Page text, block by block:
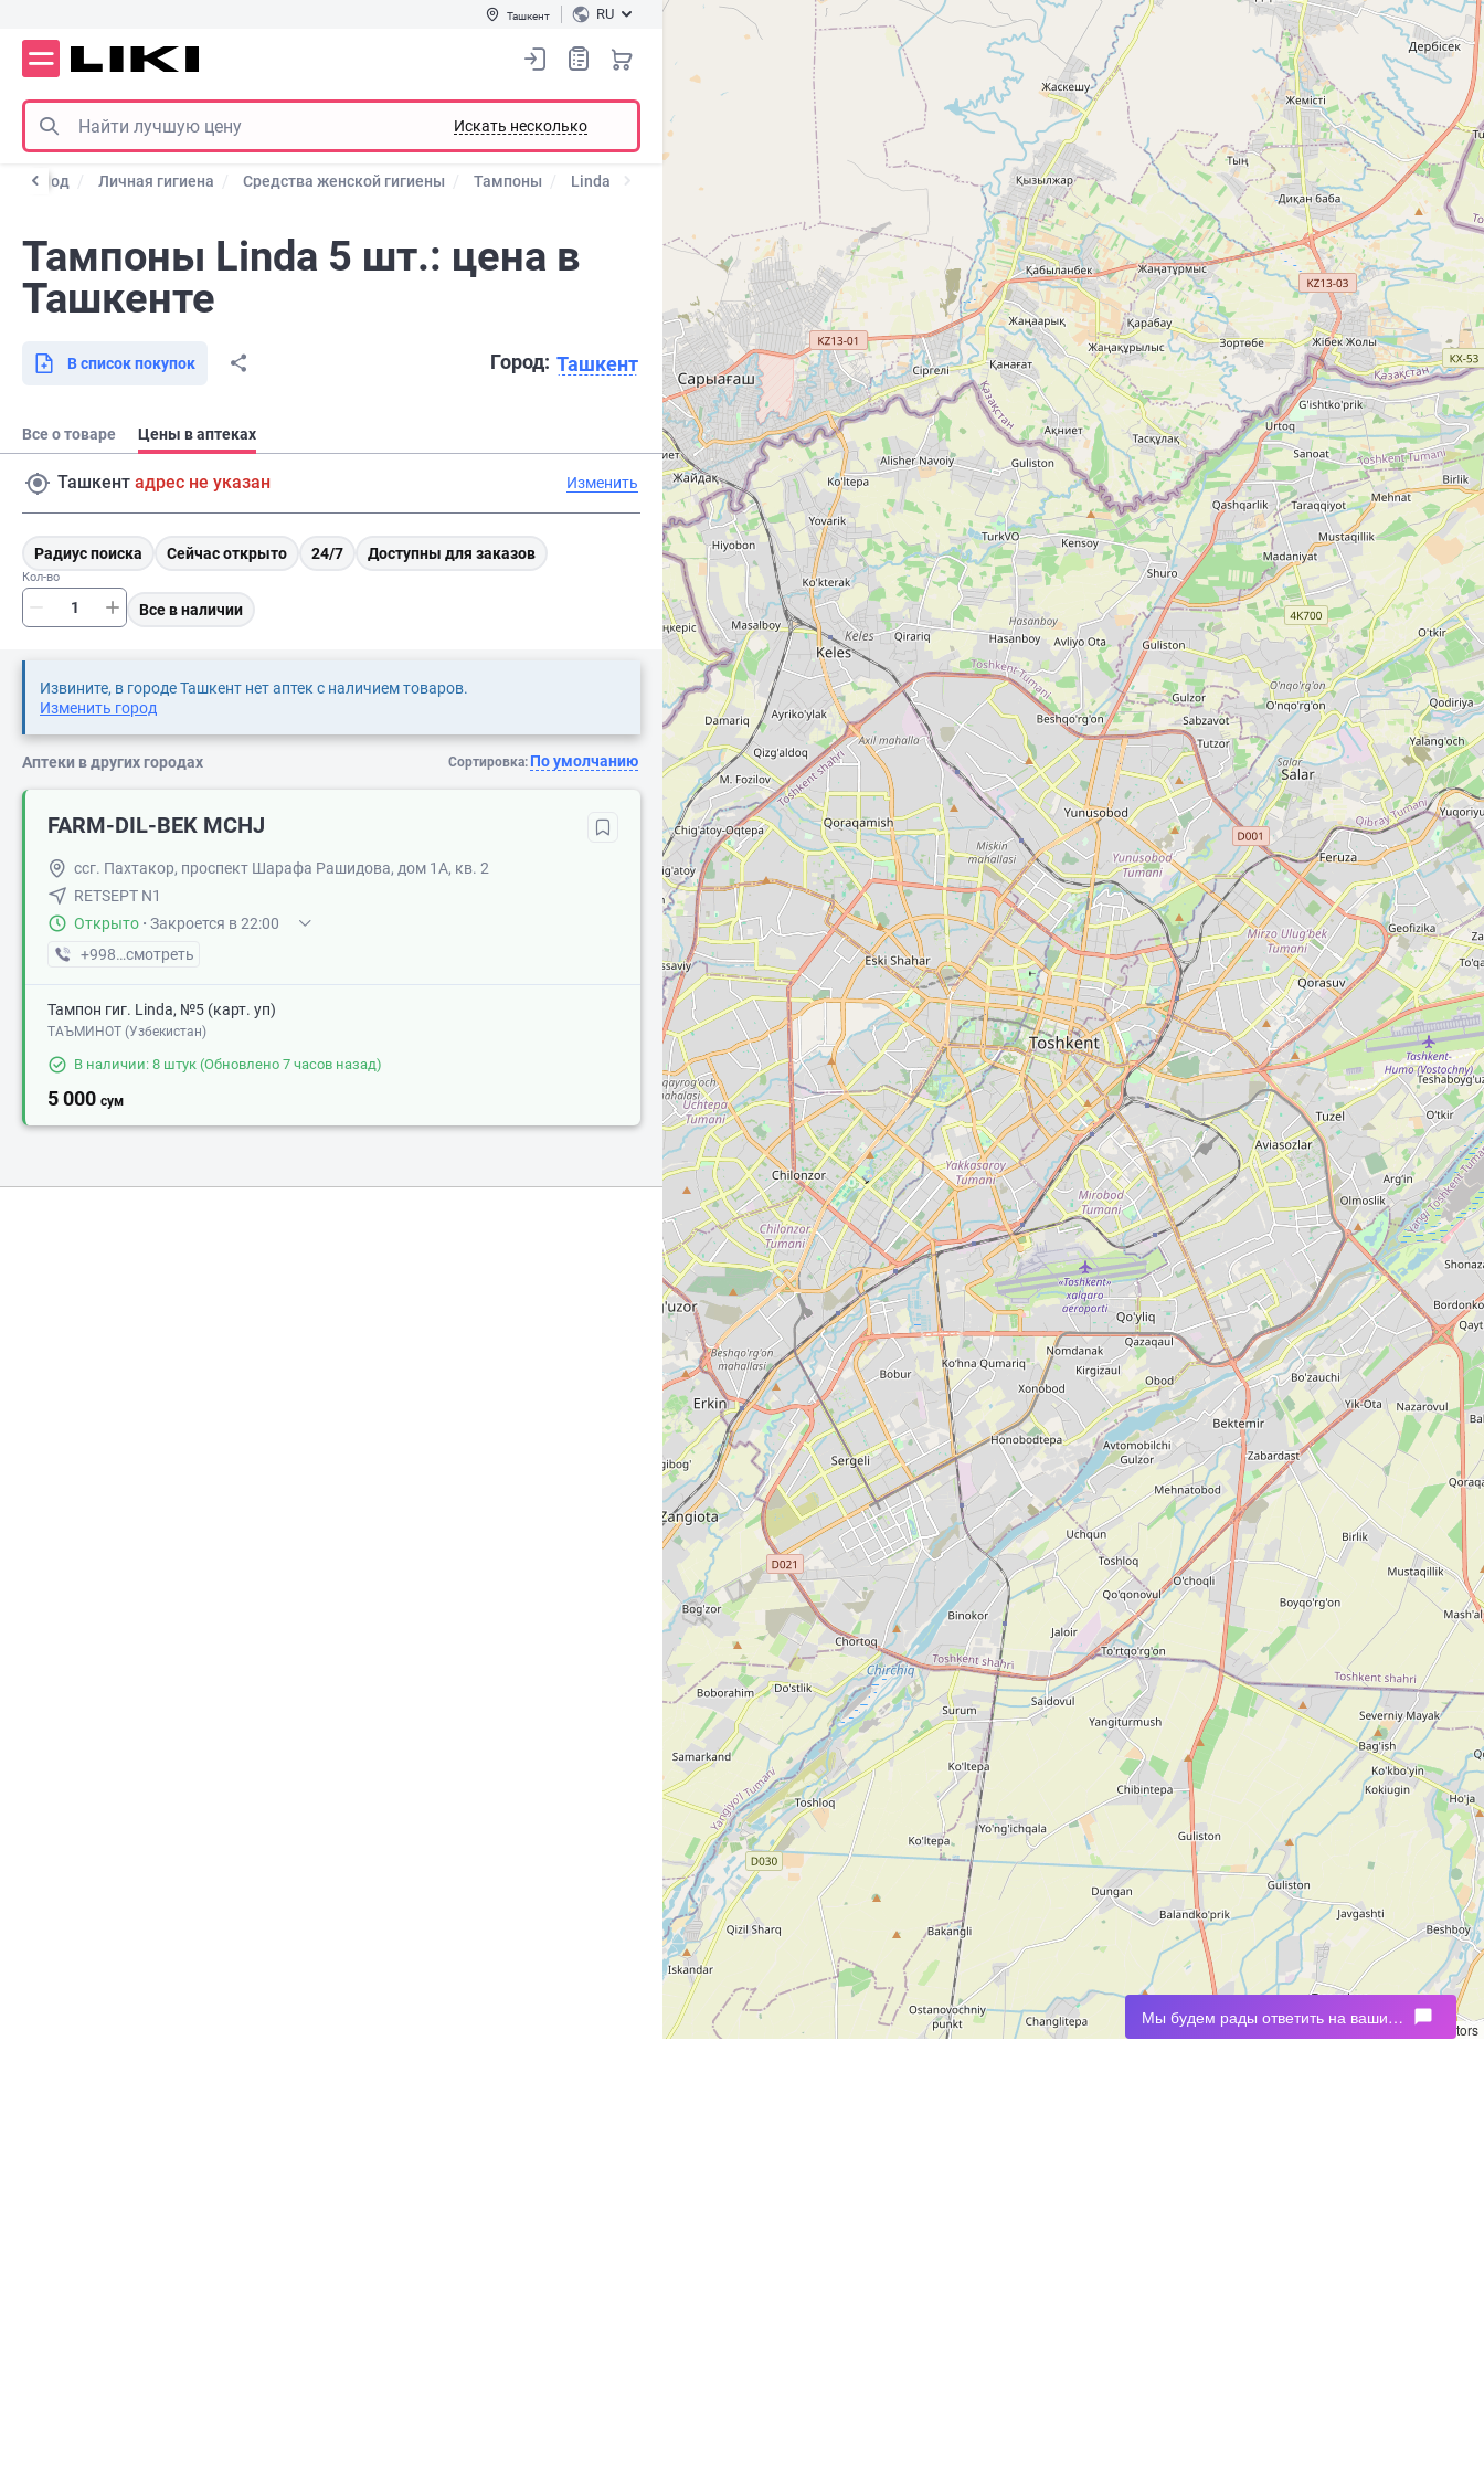
Ташкент RU
Искать несколько
и уход Личная гигиена Средства женской гигиены Тампоны Linda
Тампоны Linda 5 шт.: цена в
Ташкенте
Город: Ташкент
В список покупок
Все о товаре Цены в аптеках
Ташкент адрес не указан Изменить
Радиус поиска Сейчас открыто 24/7 Доступны для заказов
Кол-во
Все в наличии
Извините, в городе Ташкент нет аптек с наличием товаров.
Изменить город
Аптеки в других городах Сортировка: По умолчанию
FARM-DIL-BEK MCHJ
ссг. Пахтакор, проспект Шарафа Рашидова, дом 1А, кв. 2
RETSEPT N1
Открыто · Закроется в 22:00
+998 (91) XXX-XX-XX
смотреть
Тампон гиг. Linda, №5 (карт. уп)
ТАЪМИНОТ (Узбекистан)
В наличии: 8 штук (Обновлено 7 часов назад)
5 000 сум
Leaflet |©OpenStreetMap contributors
Мы будем рады ответить на ваши вопросы chat_bubble